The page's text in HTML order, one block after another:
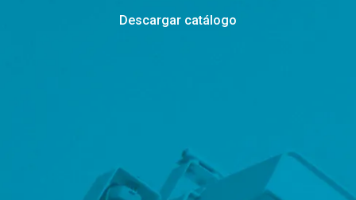
Descargar catálogo